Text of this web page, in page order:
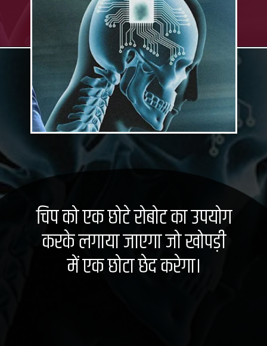
चिप को एक छोटे रोबोट का उपयोग
करके लगाया जाएगा जो खोपड़ी
में एक छोटा छेद करेगा।